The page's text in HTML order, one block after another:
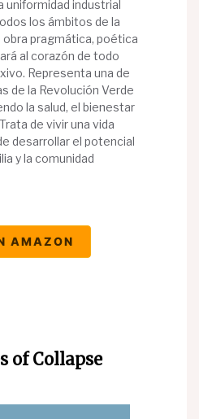
uniformidad industrial
los ámbitos de la
obra pragmática, poética
al corazón de todo
Representa una de
de la Revolución Verde
la salud, el bienestar
de vivir una vida
desarrollar el potencial
y la comunidad
AMAZON
of Collapse